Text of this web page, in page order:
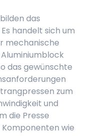
bilden das
handelt sich um
mechanische
das gewünschte
zum
und
die Presse
wie